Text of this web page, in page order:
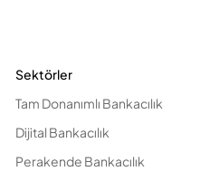
Sektörler
Tam Donanımlı Bankacılık
Dijital Bankacılık
Perakende Bankacılık